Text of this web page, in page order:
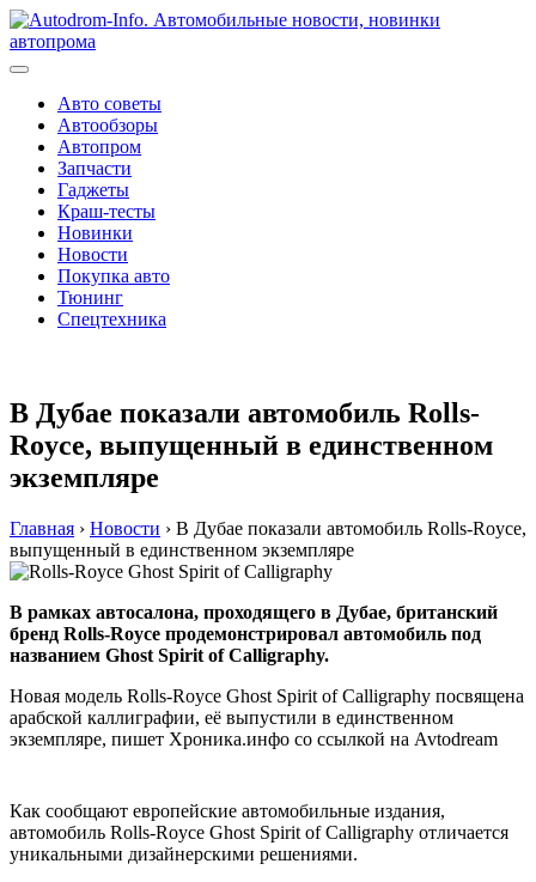
Перейти
к
содержимому
Авто советы
Автообзоры
Автопром
Запчасти
Гаджеты
Краш-тесты
Новинки
Новости
Покупка авто
Тюнинг
Спецтехника
В Дубае показали автомобиль Rolls-
Royce, выпущенный в единственном
экземпляре
Главная › Новости › В Дубае показали автомобиль Rolls-Royce,
выпущенный в единственном экземпляре
В рамках автосалона, проходящего в Дубае, британский
бренд Rolls-Royce продемонстрировал автомобиль под
названием Ghost Spirit of Calligraphy.
Новая модель Rolls-Royce Ghost Spirit of Calligraphy посвящена
арабской каллиграфии, её выпустили в единственном
экземпляре, пишет Хроника.инфо со ссылкой на Avtodream
Как сообщают европейские автомобильные издания,
автомобиль Rolls-Royce Ghost Spirit of Calligraphy отличается
уникальными дизайнерскими решениями.